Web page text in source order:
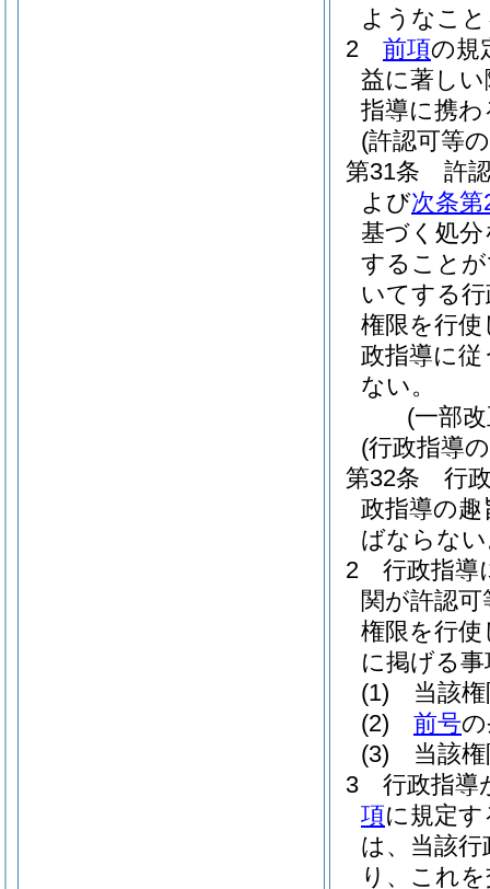
ようなこ
2
前項の規
益に著し
指導に携
(許認可等
第31条
許
よび次条第
基づく処
すること
いてする
権限を行
政指導に
ない。
(一部
(行政指導
第32条
行
政指導の
ばならな
2
行政指導
関が許認
権限を行
に掲げる
(1)
当該
(2)
前号
(3)
当該
3
行政指導
項に規定
は、当該
り、これ